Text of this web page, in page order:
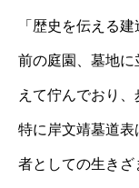
「歴史を伝える
前の庭園、墓地に
えて佇んでおり、
特に岸文靖墓道
者としての生き